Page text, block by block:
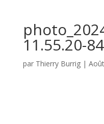
11.55.20-
par Thierry Burrig|